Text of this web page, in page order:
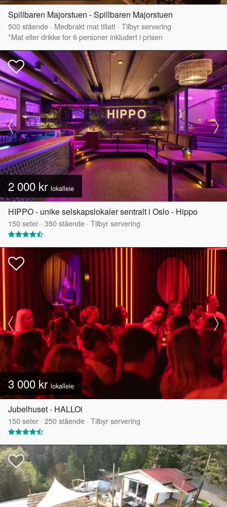
Spillbaren Majorstuen - Spillbaren Majorstuen
500stående · Medbrakt mat tillatt · Tilbyr servering
*Mat eller drikke for 6 personer inkludert i prisen
2 000 kr lokalleie
HIPPO - unike selskapslokaler sentralt i Oslo - Hippo
150seter · 350stående · Tilbyr servering
3 000 kr lokalleie
Jubelhuset - HALLOi
150seter · 250stående · Tilbyr servering